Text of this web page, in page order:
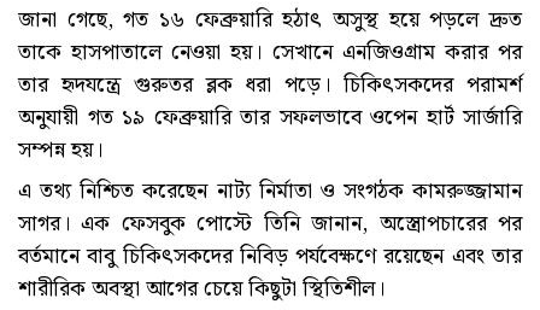
জানা গেছে, গত ১৬ ফেব্রুয়ারি হঠাৎ অসুস্থ হয়ে পড়লে দ্রুত
তাকে হাসপাতালে নেওয়া হয়। সেখানে এনজিওগ্রাম করার পর
তার হৃদযন্ত্রে গুরুতর ব্লক ধরা পড়ে। চিকিৎসকদের পরামর্শ
অনুযায়ী গত ১৯ ফেব্রুয়ারি তার সফলভাবে ওপেন হার্ট সার্জারি
সম্পন্ন হয়।
এ তথ্য নিশ্চিত করেছেন নাট্য নির্মাতা ও সংগঠক কামরুজ্জামান
সাগর। এক ফেসবুক পোস্টে তিনি জানান, অস্ত্রোপচারের পর
বর্তমানে বাবু চিকিৎসকদের নিবিড় পর্যবেক্ষণে রয়েছেন এবং তার
শারীরিক অবস্থা আগের চেয়ে কিছুটা স্থিতিশীল।